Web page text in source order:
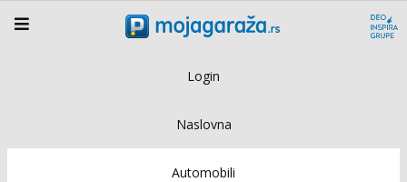
Login
Naslovna
Automobili